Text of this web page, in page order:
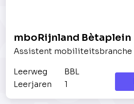
mboRijnland Bètaplein
Assistent mobiliteitsbranche
Leerweg
BBL
Leerjaren
1